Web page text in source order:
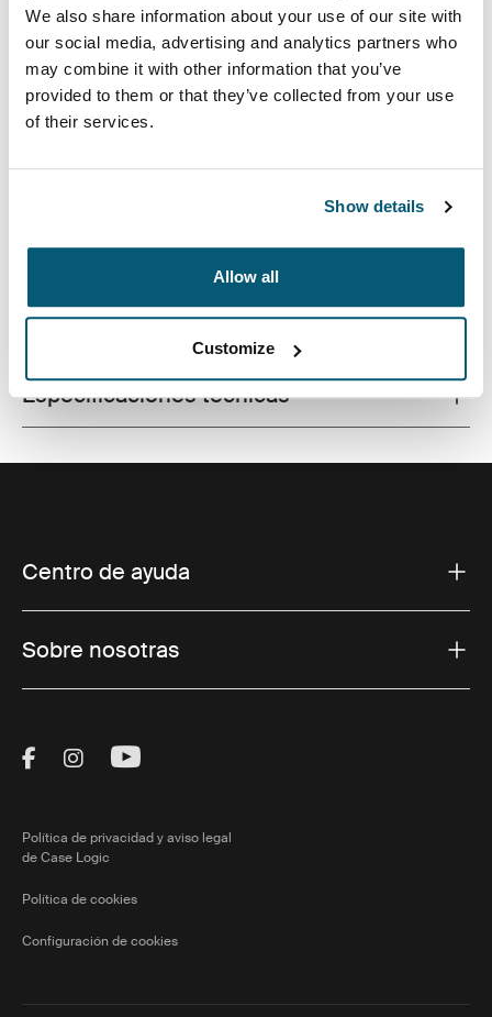
We also share information about your use of our site with
our social media, advertising and analytics partners who
may combine it with other information that you’ve
provided to them or that they’ve collected from your use
of their services.
Show details
Allow all
Customize
fabricada con una espuma con memoria que brinda
Todas las características
Especificaciones técnicas
Centro de ayuda
Sobre nosotras
Visit Thule on Facebook (external link)
Visit Thule on Instagram (external link)
Visit Thule on Youtube (external
Política de privacidad y aviso legal
de Case Logic
Política de cookies
Configuración de cookies